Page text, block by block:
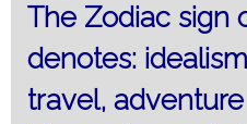
The Zodiac sign
denotes:
travel, adventure